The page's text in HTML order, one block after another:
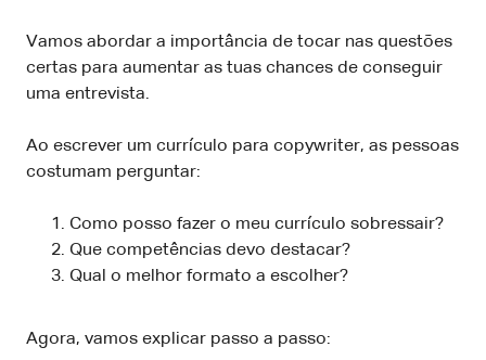
Vamos abordar a importância de tocar nas questões
certas para aumentar as tuas chances de conseguir
uma entrevista.
Ao escrever um currículo para copywriter, as pessoas
costumam perguntar:
Como posso fazer o meu currículo sobressair?
Que competências devo destacar?
Qual o melhor formato a escolher?
Agora, vamos explicar passo a passo: